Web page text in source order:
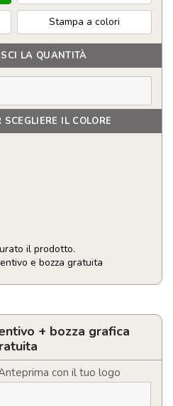
Stampa a colori
LA QUANTITÀ
SCEGLIERE IL COLORE
il prodotto.
e bozza gratuita
+ bozza grafica
con il tuo logo